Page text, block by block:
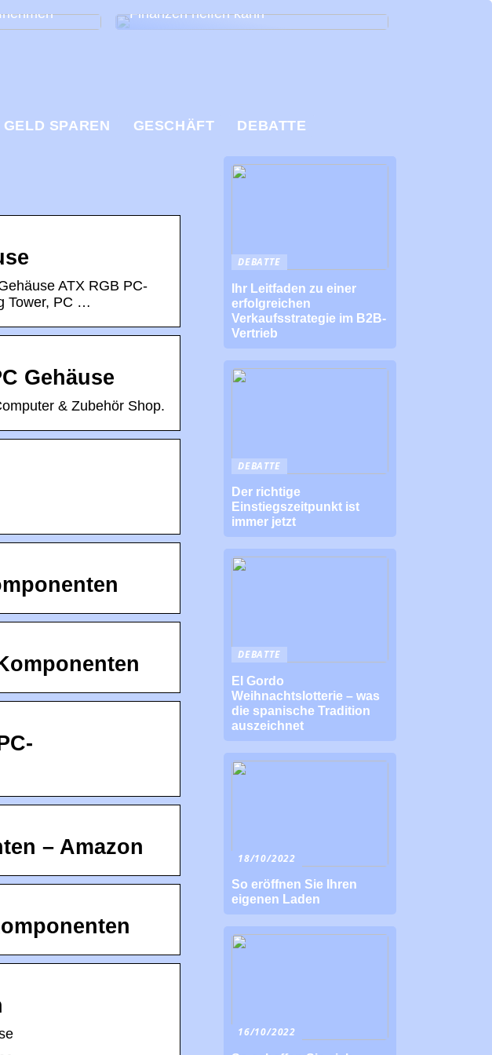
Finanzen helfen kann
GELD SPAREN GESCHÄFT DEBATTE
ATX RGB PC-
Tower, PC …
Gehäuse
& Zubehör Shop.
– Amazon
DEBATTE
Ihr Leitfaden zu einer
erfolgreichen
Verkaufsstrategie im B2B-
Vertrieb
DEBATTE
Der richtige
Einstiegszeitpunkt ist
immer jetzt
DEBATTE
El Gordo
Weihnachtslotterie – was
die spanische Tradition
auszeichnet
18/10/2022
So eröffnen Sie Ihren
eigenen Laden
16/10/2022